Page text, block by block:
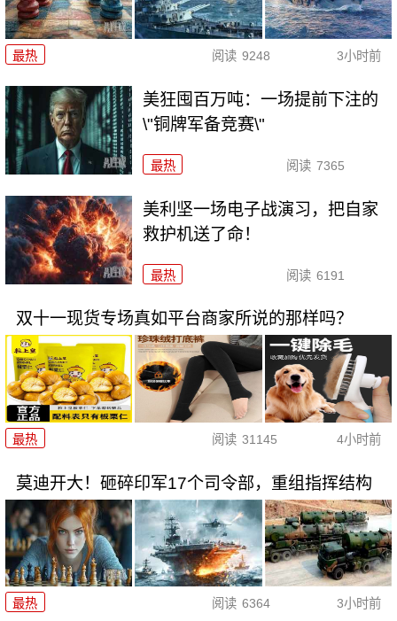
最热 阅读 9248 3小时前
美狂囤百万吨：一场提前下注的
\"铜牌军备竞赛\"
最热 阅读 7365
美利坚一场电子战演习，把自家
救护机送了命！
最热 阅读 6191
双十一现货专场真如平台商家所说的那样吗？
最热 阅读 31145 4小时前
莫迪开大！砸碎印军17个司令部，重组指挥结构
最热 阅读 6364 3小时前